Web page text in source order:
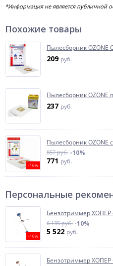
*Информация не является публичной
Похожие товары
Пылесборник OZONE
209 руб.
Пылесборник OZONE
237 руб.
-10%
Пылесборник OZONE
857 руб. -10%
771 руб.
Персональные
-10%
Бензотриммер ХОПЕР
6 135 руб. -10%
5 522 руб.
Бензотриммер ХОПЕР